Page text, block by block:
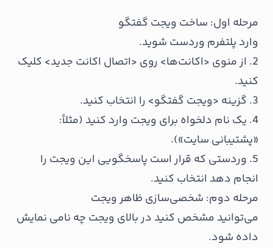
مرحله اول: ساخت ویجت گفتگو
وارد پلتفرم وردست شوید.
2. از منوی <اکانت‌ها> روی <اتصال اکانت جدید> کلیک
کنید.
3. گزینه <ویجت گفتگو> را انتخاب کنید.
4. یک نام دلخواه برای ویجت وارد کنید (مثلاً:
«پشتیبانی سایت»).
5. وردستی که قرار است پاسخگویی این ویجت را
انجام دهد انتخاب کنید.
مرحله دوم: شخصی‌سازی ظاهر ویجت
می‌توانید مشخص کنید در بالای ویجت چه نامی نمایش
داده شود.